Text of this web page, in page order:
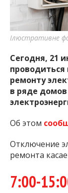
Ілюстративне
Сегодня, 21
ремонту
в ряде
Об этом
Отключение
ремонта
7:00-